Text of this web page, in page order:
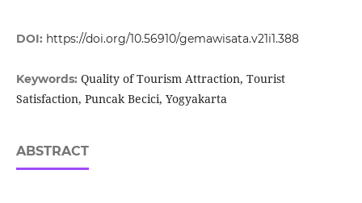
DOI: https://doi.org/10.56910/gemawisata.v21i1.388
Keywords: Quality of Tourism Attraction, Tourist
Satisfaction, Puncak Becici, Yogyakarta
ABSTRACT